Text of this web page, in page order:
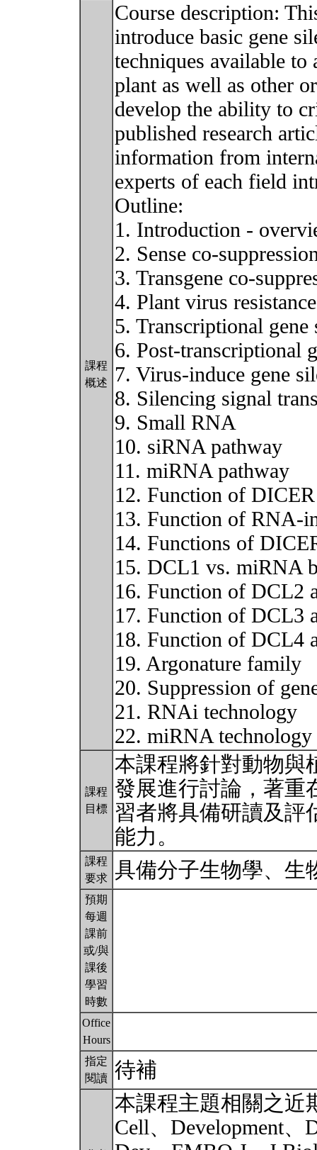
課程
概述
Course description:
introduce basic gene
techniques available to
plant as well as other
develop the ability to
published research
information from
experts of each field
Outline:
1. Introduction -
2. Sense co-
3. Transgene co-
4. Plant virus
5. Transcriptional
6. Post-transcriptional
7. Virus-induce gene
8. Silencing signal
9. Small RNA
10. siRNA pathway
11. miRNA pathway
12. Function of DICER
13. Function of RNA-
14. Functions of
15. DCL1 vs. miRNA
16. Function of DCL2
17. Function of DCL3
18. Function of DCL4
19. Argonature family
20. Suppression of
21. RNAi technology
22. miRNA technology
課程
目標
本課程將針對動物與
發展進行討論，著重
習者將具備研讀及評
能力。
課程
要求 具備分子生物學、
預期
每週
課前
或/與
課後
學習
時數
Office
Hours
指定
閱讀 待補
本課程主題相關之近
Cell、Development、